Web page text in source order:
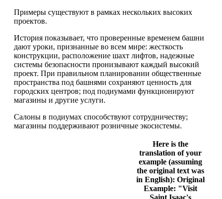
Примеры существуют в рамках нескольких высоких
проектов.
История показывает, что проверенные временем башни
дают уроки, признанные во всем мире: жесткость
конструкции, расположение шахт лифтов, надежные
системы безопасности пронизывают каждый высокий
проект. При правильном планировании общественные
пространства под башнями сохраняют ценность для
городских центров; под подиумами функционируют
магазины и другие услуги.
Салоны в подиумах способствуют сотрудничеству;
магазины поддерживают розничные экосистемы.
Here is the
translation of your
example (assuming
the original text was
in English): Original
Example: "Visit
Saint Isaac's